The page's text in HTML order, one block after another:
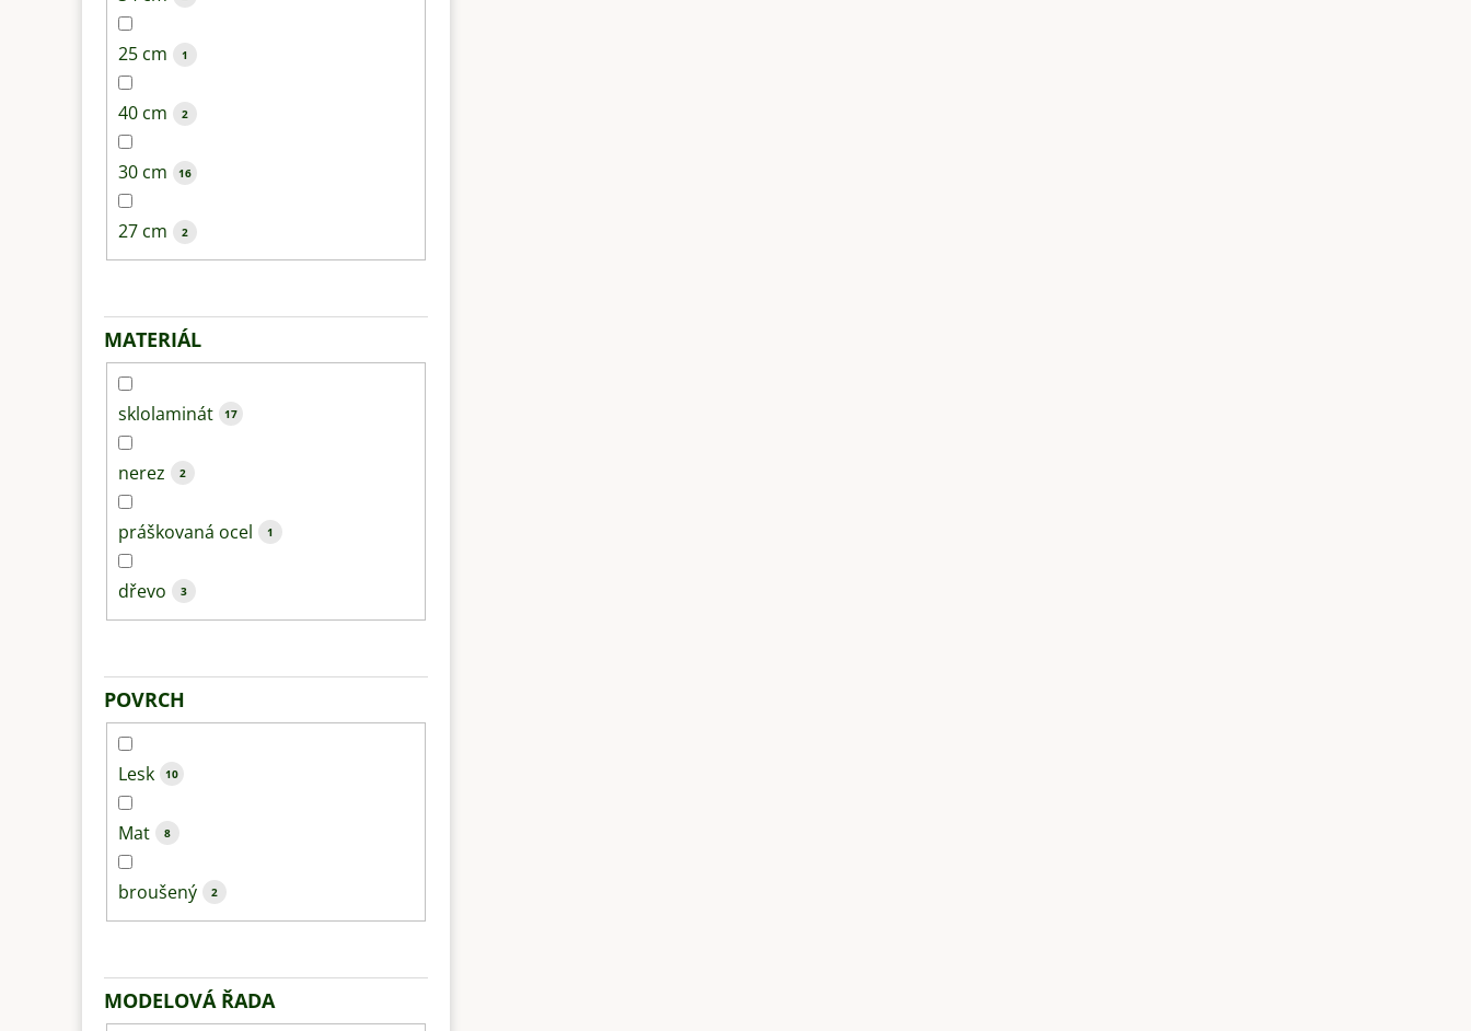
25 cm 1
40 cm 2
30 cm 16
27 cm 2
MATERIÁL
sklolaminát 17
nerez 2
práškovaná ocel 1
dřevo 3
POVRCH
Lesk 10
Mat 8
broušený 2
MODELOVÁ ŘADA